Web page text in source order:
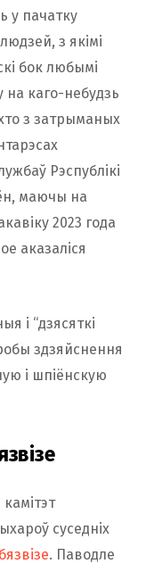
у пачатку
з якімі
бок любымі
на каго-небудзь
з затрыманых
Рэспублікі
маючы на
2023 года
аказаліся
і “дзясяткі
здзяйснення
і шпіёнскую
суседніх
бязвізе. Паводле